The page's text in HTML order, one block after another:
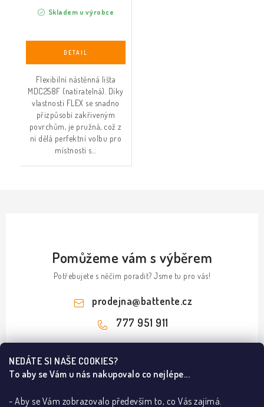
NEDÁTE SI NAŠE COOKIES?
To aby se Vám u nás nakupovalo co nejlépe...
- Aby se Vám zobrazovalo především to, co Vás zajímá.
Skladem u výrobce
Flexibilní nástěnná lišta
MDC258F (natíratelná). Díky
vlastnosti FLEX se snadno
přizpůsobí zakřiveným
povrchům, je pružná, což z
ní dělá perfektní volbu pro
místnosti s...
Pomůžeme vám s výběrem
Potřebujete s něčím poradit? Jsme tu pro vás!
prodejna@battente.cz
777 951 911
Z
Informace pro vás
B2B